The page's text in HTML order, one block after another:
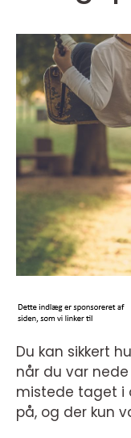
Du kan sikkert
når du var
mistede taget i
på, og der kun